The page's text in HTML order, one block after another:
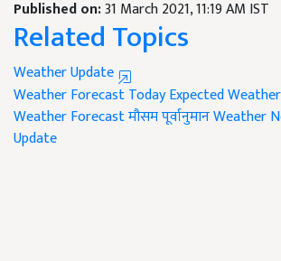
Published on:31 March 2021, 11:19 AM IST
Related Topics
Weather Update
Weather Forecast TodayExpected
Weather Forecastमौसम पूर्वानुमानWeather
Update